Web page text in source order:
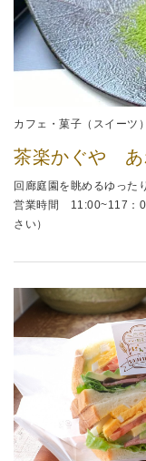
カフェ・菓子（スイーツ）
茶楽かぐや あ
回廊庭園を眺めるゆった
営業時間 11:00~117：
さい）